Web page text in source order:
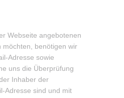
Webseite angebotenen
möchten, benötigen wir
Adresse sowie
uns die Überprüfung
Inhaber der
Adresse sind und mit